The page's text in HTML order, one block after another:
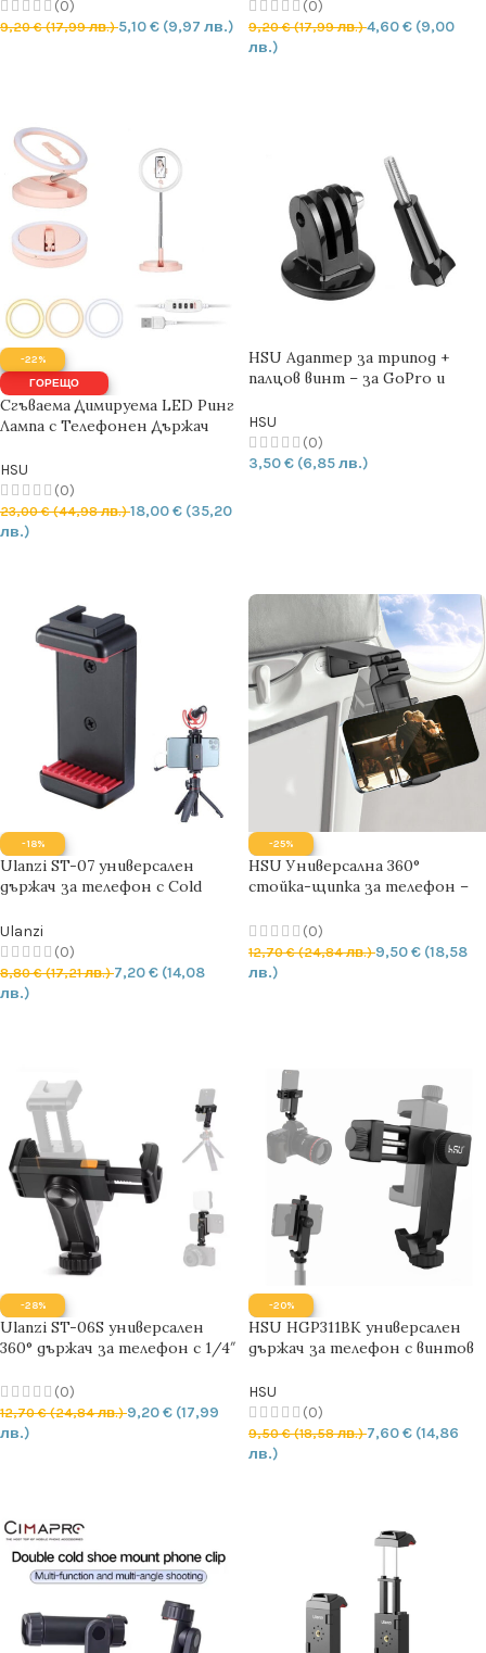
(0)
9,20€(17,99 лв.)5,10€ (9,97 лв.)
(0)
9,20€(17,99 лв.)4,60€ (9,00
лв.)
-22%
ГОРЕЩО
Сгъваема Димируема LED Ринг
Лампа с Телефонен Държач
HSU
(0)
23,00€(44,98 лв.)18,00€ (35,20
лв.)
HSU Адаптер за трипод +
палцов винт – за GoPro и
HSU
(0)
3,50€ (6,85 лв.)
-18%
Ulanzi ST-07 универсален
държач за телефон с Cold
Ulanzi
(0)
8,80€(17,21 лв.)7,20€ (14,08
лв.)
-25%
HSU Универсална 360°
стойка-щипка за телефон –
ежедневна употреба
(0)
12,70€(24,84 лв.)9,50€ (18,58
лв.)
-28%
Ulanzi ST-06S универсален
360° държач за телефон с 1/4″
(0)
12,70€(24,84 лв.)9,20€ (17,99
лв.)
-20%
HSU HGP311BK универсален
държач за телефон с винтов
регулиране
HSU
(0)
9,50€(18,58 лв.)7,60€ (14,86
лв.)